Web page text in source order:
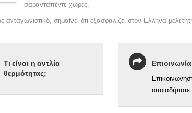
σαρανταπέντε χώρες.
σημαίνει ότι εξασφαλίζει στον Ελληνα
Τι είναι η αντλία
θερμότητας;
Eπιοινωνία